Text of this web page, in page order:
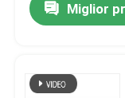
azionamento
Miglior